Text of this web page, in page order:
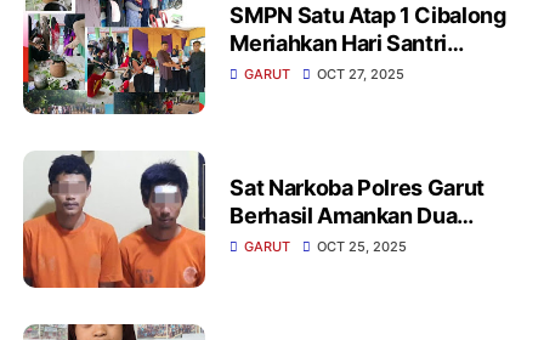
SMPN Satu Atap 1 Cibalong
Meriahkan Hari Santri
Nasional 2025 Dan Diisi
GARUT OCT 27, 2025
Sat Narkoba Polres Garut
Berhasil Amankan Dua
Pengedar Sabu Di
GARUT OCT 25, 2025